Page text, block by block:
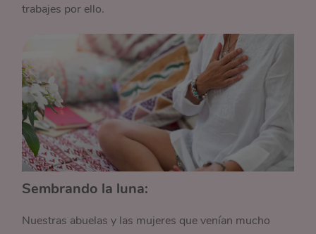
trabajes por ello.
Sembrando la luna:
Nuestras abuelas y las mujeres que venían mucho